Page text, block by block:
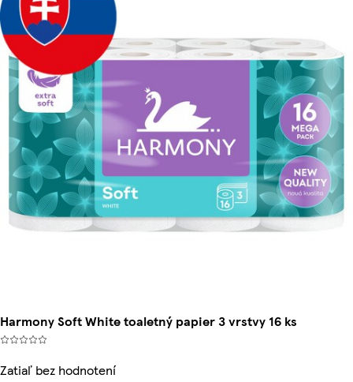
Harmony Soft White toaletný papier 3 vrstvy 16 ks
Zatiaľ bez hodnotení